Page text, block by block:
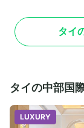
タイ
タイの中部国
LUXURY